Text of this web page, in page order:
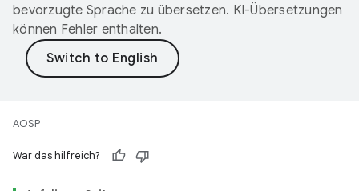
bevorzugte Sprache zu übersetzen. KI-Übersetzungen
können Fehler enthalten.
AOSP
War das hilfreich?